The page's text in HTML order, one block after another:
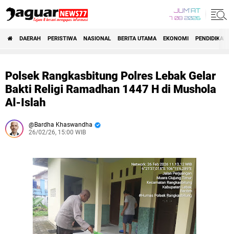
JUM'AT
7 08 2026
DAERAH PERISTIWA NASIONAL BERITA UTAMA EKONOMI PENDIDIKAN
Polsek Rangkasbitung Polres Lebak Gelar
Bakti Religi Ramadhan 1447 H di Mushola
Al-Islah
Bardha Khaswandha
26/02/26, 15:00 WIB